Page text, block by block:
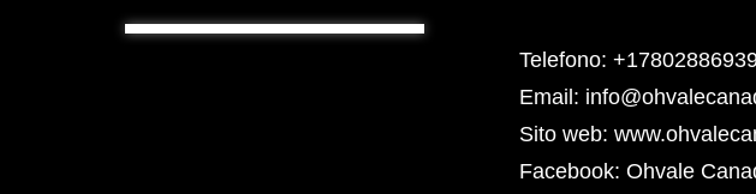
Telefono:
Email:
Sito web:
Facebook: Ohvale